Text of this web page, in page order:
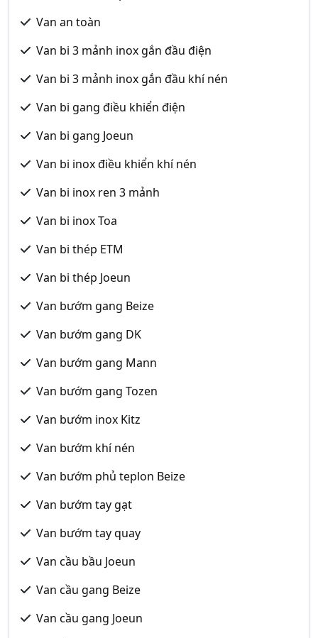
Van an toàn
Van bi 3 mảnh inox gắn đầu điện
Van bi 3 mảnh inox gắn đầu khí nén
Van bi gang điều khiển điện
Van bi gang Joeun
Van bi inox điều khiển khí nén
Van bi inox ren 3 mảnh
Van bi inox Toa
Van bi thép ETM
Van bi thép Joeun
Van bướm gang Beize
Van bướm gang DK
Van bướm gang Mann
Van bướm gang Tozen
Van bướm inox Kitz
Van bướm khí nén
Van bướm phủ teplon Beize
Van bướm tay gạt
Van bướm tay quay
Van cầu bầu Joeun
Van cầu gang Beize
Van cầu gang Joeun